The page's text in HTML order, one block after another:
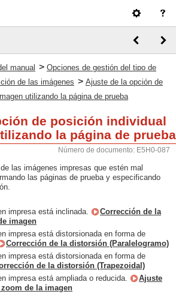
manual > Opciones de gestión del tipo de
de las imágenes > Ajuste de la opción de
utilizando la página de prueba
de posición individual
la página de prueba
Número de documento: E5H0-087
las imágenes impresas que estén mal
las páginas de prueba y especificando
impresa está inclinada.
Corrección de la
imagen
impresa está distorsionada en forma de
Corrección de la distorsión (Paralelogramo)
impresa está distorsionada en forma de
de la distorsión (Trapezoidal)
impresa está ampliada o reducida.
Ajuste
de la imagen